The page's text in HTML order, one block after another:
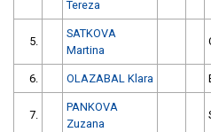
Tereza
5.
SATKOVA
Martina
6. OLAZABAL Klara
7.
PANKOVA
Zuzana